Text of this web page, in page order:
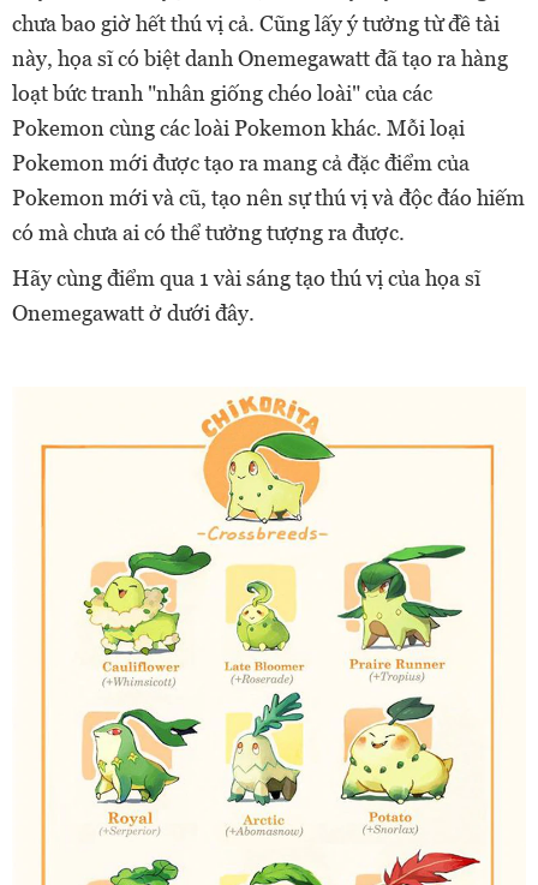
chưa bao giờ hết thú vị cả. Cũng lấy ý tưởng từ đề tài
này, họa sĩ có biệt danh Onemegawatt đã tạo ra hàng
loạt bức tranh "nhân giống chéo loài" của các
Pokemon cùng các loài Pokemon khác. Mỗi loại
Pokemon mới được tạo ra mang cả đặc điểm của
Pokemon mới và cũ, tạo nên sự thú vị và độc đáo hiếm
có mà chưa ai có thể tưởng tượng ra được.
Hãy cùng điểm qua 1 vài sáng tạo thú vị của họa sĩ
Onemegawatt ở dưới đây.